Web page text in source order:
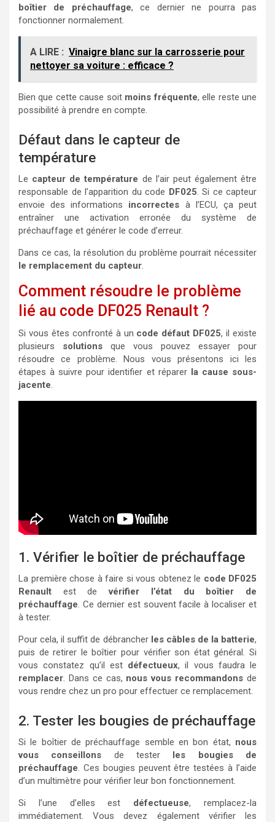
boîtier de préchauffage, ce dernier ne pourra pas
fonctionner normalement.
A LIRE : Vinaigre blanc sur la carrosserie pour
nettoyer sa voiture : efficace ?
Bien que cette cause soit moins fréquente, elle reste une
possibilité à prendre en compte.
Défaut dans le capteur de
température
Le capteur de température de l’air peut également être
responsable de l’apparition du code DF025 . Si ce capteur
envoie des informations incorrectes à l’ECU, ça peut
entraîner une activation erronée du système de
préchauffage et générer le code d’erreur.
Dans ce cas, la résolution du problème pourrait nécessiter
le remplacement du capteur
Comment résoudre le problème
lié au code DF025 Renault ?
Si vous êtes confronté à un code défaut DF025, il existe
plusieurs solutions que vous pouvez essayer pour
résoudre ce problème. Nous vous présentons ici les
étapes à suivre pour identifier et réparer la cause sous-
jacente
1. Vérifier le boîtier de préchauffage
La première chose à faire si vous obtenez le code DF025
Renault est devérifier l’état du boîtier de
préchauffage. Ce dernier est souvent facile à localiser et
à tester.
Pour cela, il suffit de débrancher les câbles de la batterie,
puis de retirer le boîtier pour vérifier son état général. Si
vous constatez qu’il est défectueux, il vous faudra le
remplacer. Dans ce cas, nous vous recommandons de
vous rendre chez un pro pour effectuer ce remplacement.
2. Tester les bougies de préchauffage
Si le boîtier de préchauffage semble en bon état, nous
vous conseillons de tester les bougies de
préchauffage. Ces bougies peuvent être testées à l’aide
d’un multimètre pour vérifier leur bon fonctionnement.
Si l’une d’elles est défectueuse, remplacez-la
immédiatement. Vous devez également vérifier les